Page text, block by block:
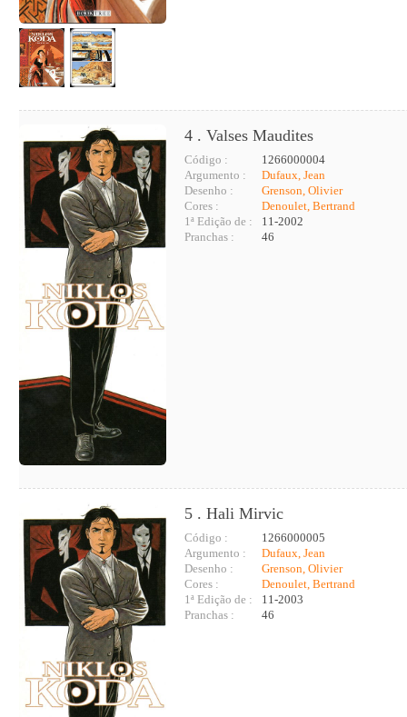
4 . Valses Maudites
Código :
1266000004
Argumento :
Dufaux, Jean
Desenho :
Grenson, Olivier
Cores :
Denoulet, Bertrand
1ª Edição de :
11-2002
Pranchas :
46
5 . Hali Mirvic
Código :
1266000005
Argumento :
Dufaux, Jean
Desenho :
Grenson, Olivier
Cores :
Denoulet, Bertrand
1ª Edição de :
11-2003
Pranchas :
46